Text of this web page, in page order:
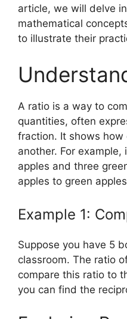
article, we will delve
mathematical
to illustrate their
A ratio is a way to
quantities, often
fraction. It shows
another. For
apples and three
apples to green
Example 1:
Suppose you have 5
classroom. The ratio
compare this ratio to
you can find the